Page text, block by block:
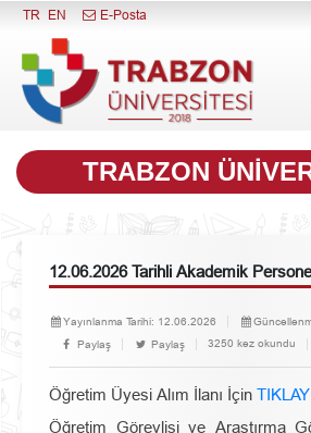
Menüyü Kapat
TR EN E-Posta
TRABZON
12.06.2026 Tarihli Akademik
Yayınlanma Tarihi: 12.06.2026
Paylaş
Paylaş 3250 kez okundu
Öğretim Üyesi Alım İlanı İçin
Öğretim Görevlisi ve Araştırma